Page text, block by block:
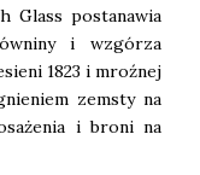
Glass postanawia
i wzgórza
1823 i mroźnej
zemsty na
i broni na